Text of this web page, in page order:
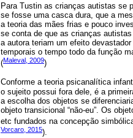
Para Tustin as crianças autistas se
se fosse uma casca dura, que a
a teoria das mães frias e pouco
se conta de que as crianças
a autora teriam um efeito
temporais o tempo todo da função
(Maleval, 2009)
Conforme a teoria psicanalítica
o sujeito possui fora dele, é a
a escolha dos objetos se
objeto transicional “não-eu”. Os
etc fundados na concepção
Vorcaro, 2015).